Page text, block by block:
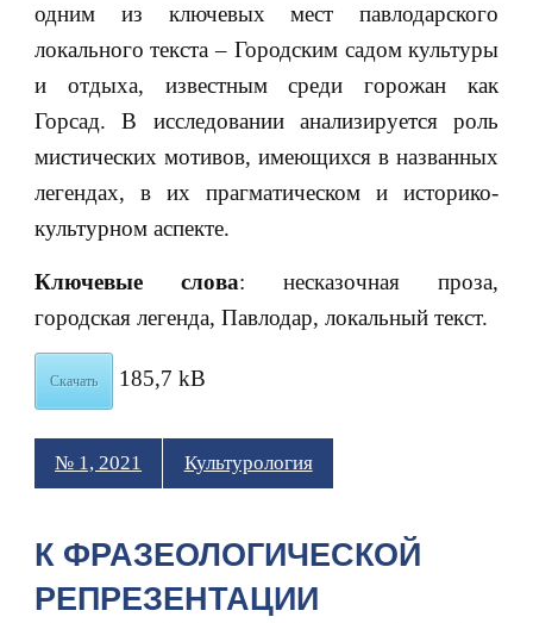
одним из ключевых мест павлодарского
локального текста – Городским садом культуры
и отдыха, известным среди горожан как
Горсад. В исследовании анализируется роль
мистических мотивов, имеющихся в названных
легендах, в их прагматическом и историко-
культурном аспекте.
Ключевые слова: несказочная проза,
городская легенда, Павлодар, локальный текст.
Скачать 185,7 kB
№ 1, 2021 Культурология
К ФРАЗЕОЛОГИЧЕСКОЙ
РЕПРЕЗЕНТАЦИИ